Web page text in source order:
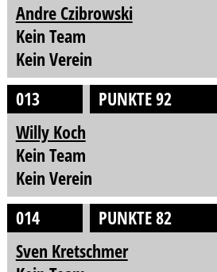
Andre Czibrowski
Kein Team
Kein Verein
013
PUNKTE 92
Willy Koch
Kein Team
Kein Verein
014
PUNKTE 82
Sven Kretschmer